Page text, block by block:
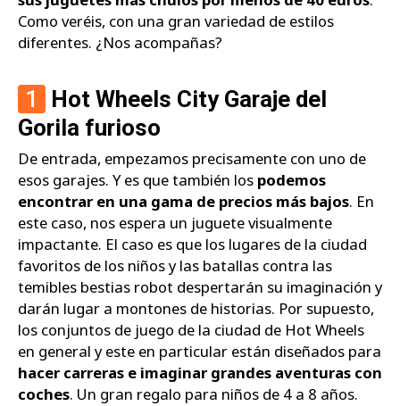
Como veréis, con una gran variedad de estilos
diferentes. ¿Nos acompañas?
1
Hot Wheels City Garaje del
Gorila furioso
De entrada, empezamos precisamente con uno de
esos garajes. Y es que también los podemos
encontrar en una gama de precios más bajos. En
este caso, nos espera un juguete visualmente
impactante. El caso es que los lugares de la ciudad
favoritos de los niños y las batallas contra las
temibles bestias robot despertarán su imaginación y
darán lugar a montones de historias. Por supuesto,
los conjuntos de juego de la ciudad de Hot Wheels
en general y este en particular están diseñados para
hacer carreras e imaginar grandes aventuras con
coches. Un gran regalo para niños de 4 a 8 años.